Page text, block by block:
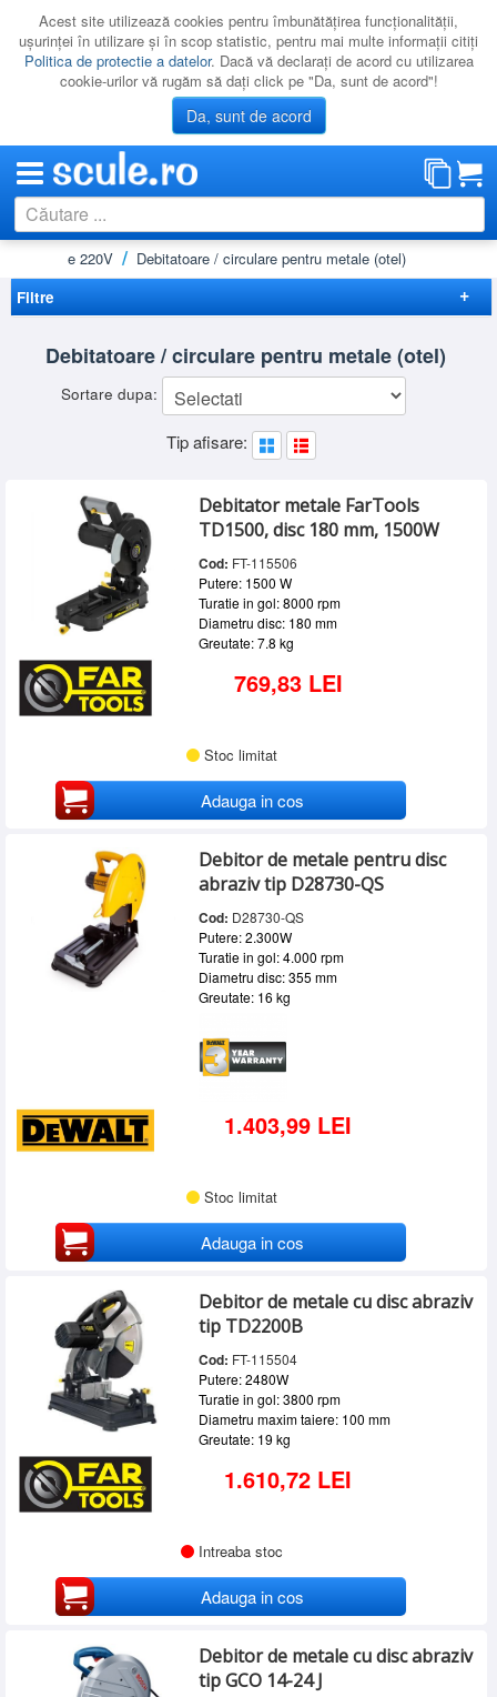
Acest site utilizează cookies pentru îmbunătăţirea funcţionalităţii,
uşurinţei în utilizare şi în scop statistic, pentru mai multe informaţii citiţi
Politica de protectie a datelor. Dacă vă declaraţi de acord cu utilizarea
cookie-urilor vă rugăm să daţi click pe "Da, sunt de acord"!
Da, sunt de acord
CATEGORII
PROMOTII
RESIGILATE
LICHIDARE
SERVICE
INCHIRIERI
CONTACT
AUTENTIFICARE
portabile 220V
Debitatoare / circulare pentru metale (otel)
Filtre
Elimina filtrele
Disponibilitate
DEWALT(3)
FAR TOOLS(2)
MAKITA (3)
METABO(1)
MILWAUKEE(2)
OPTIMUM
Debitatoare / circulare pentru metale (otel)
Sortare dupa:
Tip afisare:
Debitator metale FarTools
TD1500, disc 180 mm, 1500W
Cod: FT-115506
Putere: 1500 W
Turatie in gol: 8000 rpm
Diametru disc: 180 mm
Greutate: 7.8 kg
769,83 LEI
Stoc limitat
Adauga in cos
Debitor de metale pentru disc
abraziv tip D28730-QS
Cod: D28730-QS
Putere: 2.300W
Turatie in gol: 4.000 rpm
Diametru disc: 355 mm
Greutate: 16 kg
1.403,99 LEI
Stoc limitat
Adauga in cos
Debitor de metale cu disc abraziv
tip TD2200B
Cod: FT-115504
Putere: 2480W
Turatie in gol: 3800 rpm
Diametru maxim taiere: 100 mm
Greutate: 19 kg
1.610,72 LEI
Intreaba stoc
Adauga in cos
Debitor de metale cu disc abraziv
tip GCO 14-24 J